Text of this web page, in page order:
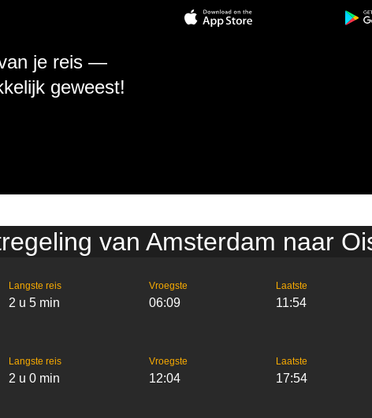
je reis —
geweest!
van Amsterdam naar
Langste reis
2 u 5 min
Vroegste
06:09
Laatste
11:54
Langste reis
2 u 0 min
Vroegste
12:04
Laatste
17:54